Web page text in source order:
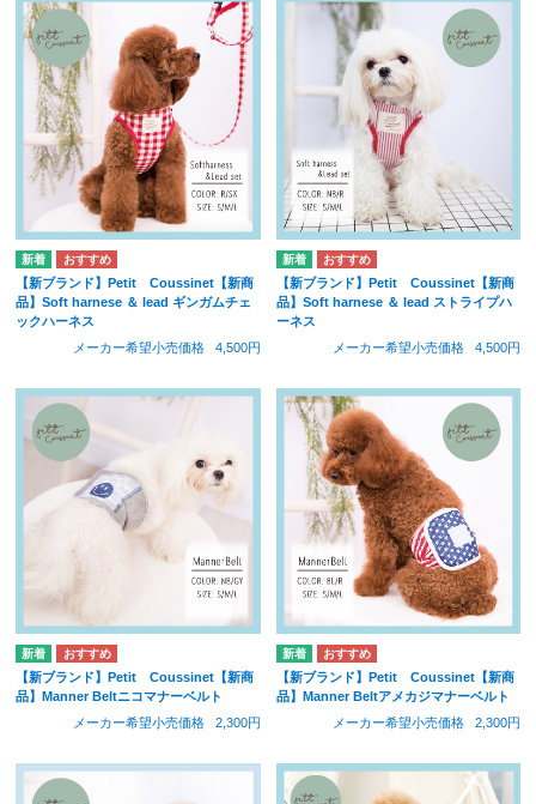
【新ブランド】Petit Coussinet【新商
品】Soft harnese ＆ lead ギンガムチェ
ックハーネス
メーカー希望小売価格
4,500円
【新ブランド】Petit Coussinet【新商
品】Soft harnese ＆ lead ストライプハ
ーネス
メーカー希望小売価格
4,500円
【新ブランド】Petit Coussinet【新商
品】Manner Beltニコマナーベルト
メーカー希望小売価格
2,300円
【新ブランド】Petit Coussinet【新商
品】Manner Beltアメカジマナーベルト
メーカー希望小売価格
2,300円